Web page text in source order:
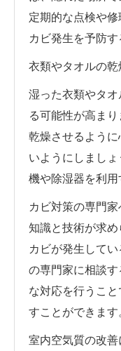
定期的な点検や
カビ発生を予防す
衣類やタオルの乾
湿った衣類やタ
る可能性が高ま
乾燥させるよう
いようにしまし
機や除湿器を利用
カビ対策の専門
知識と技術が求
カビが発生して
の専門家に相談
な対応を行うこ
すことができます
室内空気質の改